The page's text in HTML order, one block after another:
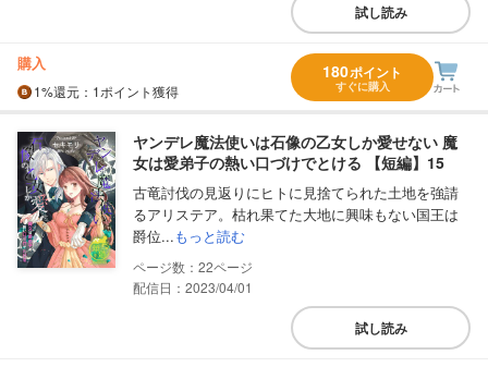
試し読み
購入
1%還元 ：1ポイント獲得
180ポイント
すぐに購入
ヤンデレ魔法使いは石像の乙女しか愛せない 魔
女は愛弟子の熱い口づけでとける 【短編】15
古竜討伐の見返りにヒトに見捨てられた土地を強請
るアリステア。枯れ果てた大地に興味もない国王は
爵位...もっと読む
22
配信日：2023/04/01
試し読み